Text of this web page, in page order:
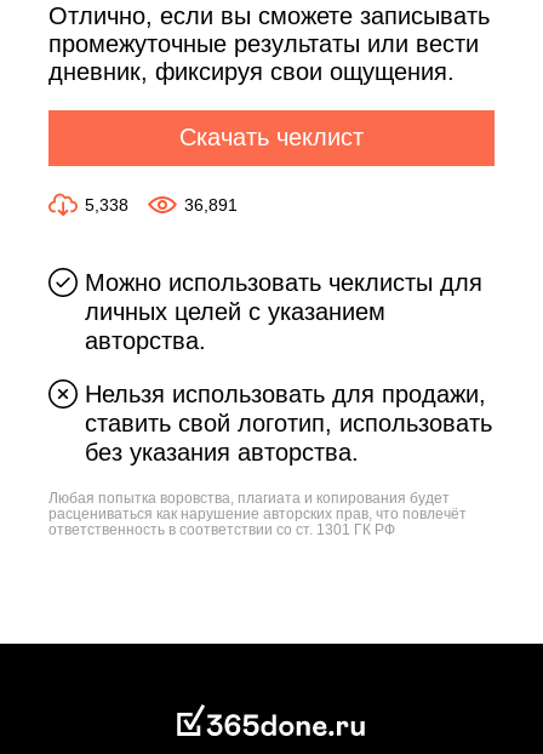
Отлично, если вы сможете записывать
промежуточные результаты или вести
дневник, фиксируя свои ощущения.
Скачать чеклист
5,338 36,891
Можно использовать чеклисты для
личных целей с указанием
авторства.
Нельзя использовать для продажи,
ставить свой логотип, использовать
без указания авторства.
Любая попытка воровства, плагиата и копирования будет
расцениваться как нарушение авторских прав, что повлечёт
ответственность в соответствии со ст. 1301 ГК РФ